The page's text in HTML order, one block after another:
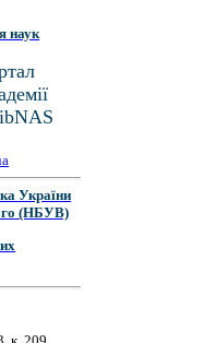
наук
України
(НБУВ)